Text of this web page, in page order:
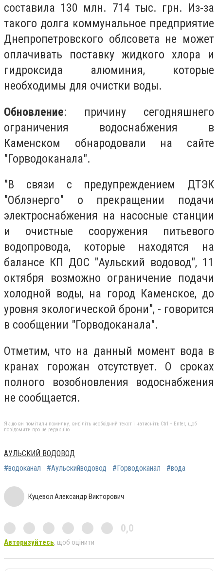
составила 130 млн. 714 тыс. грн. Из-за
такого долга коммунальное предприятие
Днепропетровского облсовета не может
оплачивать поставку жидкого хлора и
гидроксида алюминия, которые
необходимы для очистки воды.
Обновление: причину сегодняшнего
ограничения водоснабжения в
Каменском обнародовали на сайте
"Горводоканала".
"В связи с предупреждением ДТЭК
"Облэнерго" о прекращении подачи
электроснабжения на насосные станции
и очистные сооружения питьевого
водопровода, которые находятся на
балансе КП ДОС "Аульский водовод", 11
октября возможно ограничение подачи
холодной воды, на город Каменское, до
уровня экологической брони", - говорится
в сообщении "Горводоканала".
Отметим, что на данный момент вода в
кранах горожан отсутствует. О сроках
полного возобновления водоснабжения
не сообщается.
Якщо ви помітили помилку, виділіть необхідний текст і натисніть Ctrl + Enter, щоб
повідомити про це редакцію
АУЛЬСКИЙ ВОДОВОД
#водоканал
#Аульскийводовод #Горводоканал #вода
Куцевол Александр Викторович
0,0
Авторизуйтесь, щоб оцінити